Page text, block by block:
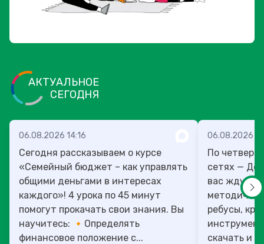
АКТУАЛЬНОЕ
СЕГОДНЯ
06.08.2026 14:16
Сегодня рассказываем о курсе
«Семейный бюджет – как управлять
общими деньгами в интересах
каждого»! 4 урока по 45 минут
помогут прокачать свои знания. Вы
научитесь: 🔸Определять
финансовое положение с...
06.08.2026
По
сетях — День
вас ждут
ребусы,
скачать и